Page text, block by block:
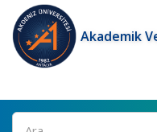
Akademik
Ara